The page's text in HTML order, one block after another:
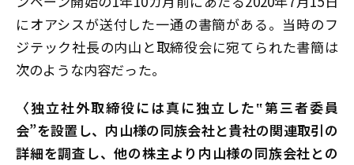
にオアシスが送付した一通の書簡がある。当時のフ
ジテック社長の内山と取締役会に宛てられた書簡は
次のような内容だった。
〈独立社外取締役には真に独立した‟第三者委員
会”を設置し、内山様の同族会社と貴社の関連取引の
詳細を調査し、他の株主より内山様の同族会社との